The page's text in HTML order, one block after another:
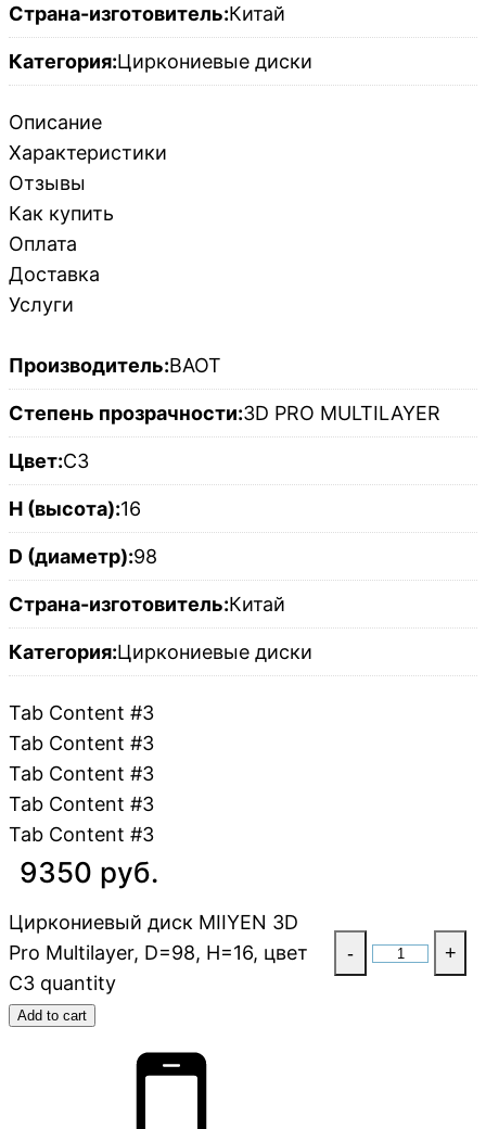
Страна-изготовитель:Китай
Категория:Циркониевые диски
Описание
Характеристики
Отзывы
Как купить
Оплата
Доставка
Услуги
Производитель:BAOT
Степень прозрачности:3D PRO MULTILAYER
Цвет:C3
H (высота):16
D (диаметр):98
Страна-изготовитель:Китай
Категория:Циркониевые диски
Tab Content #3
Tab Content #3
Tab Content #3
Tab Content #3
Tab Content #3
9350 руб.
Циркониевый диск MIIYEN 3D
Pro Multilayer, D=98, H=16, цвет
C3 quantity
- +
Add to cart